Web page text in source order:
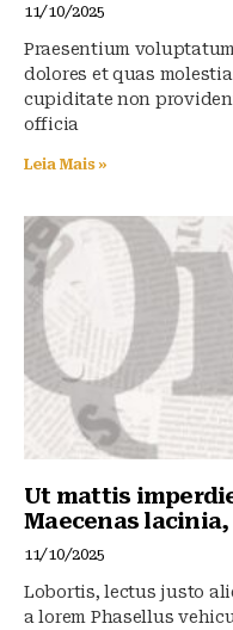
11/10/2025
Praesentium
dolores et quas
cupiditate non
officia
Leia Mais »
Ut mattis
Maecenas
11/10/2025
Lobortis, lectus justo
a lorem Phasellus